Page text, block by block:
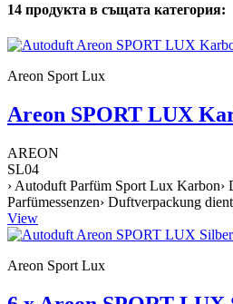
14 продукта в същата категория:
Areon Sport Lux
Areon SPORT LUX
AREON
SL04
› Autoduft Parfüm Sport Lux Karbon›
Parfümessenzen› Duftverpackung
View
Areon Sport Lux